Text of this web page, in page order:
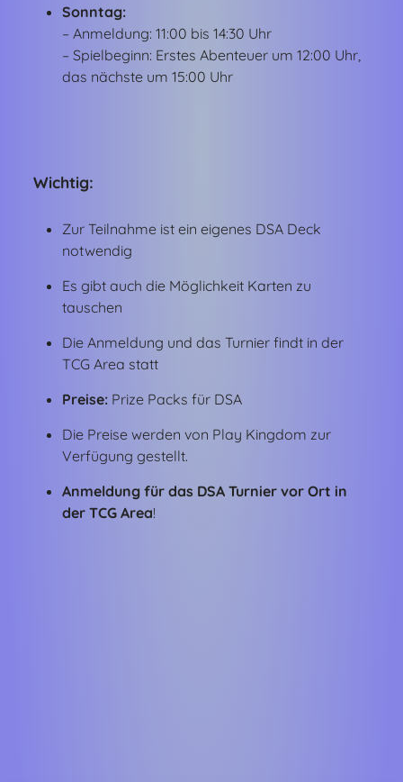
Sonntag:
– Anmeldung: 11:00 bis 14:30 Uhr
– Spielbeginn: Erstes Abenteuer um 12:00 Uhr,
das nächste um 15:00 Uhr
Wichtig:
Zur Teilnahme ist ein eigenes DSA Deck
notwendig
Es gibt auch die Möglichkeit Karten zu
tauschen
Die Anmeldung und das Turnier findt in der
TCG Area statt
Preise:Prize Packs für DSA
Die Preise werden von Play Kingdom zur
Verfügung gestellt.
Anmeldung für das DSA Turnier vor Ort in
der TCG Area!